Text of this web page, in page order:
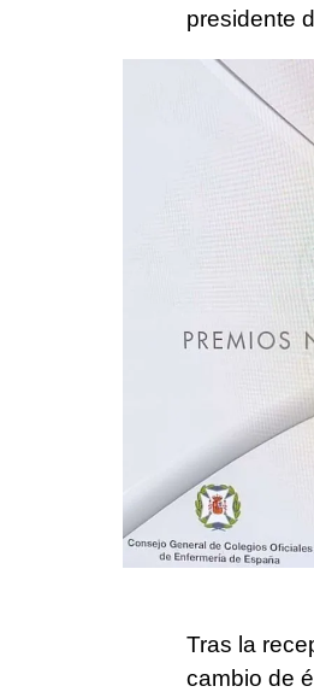
presidente
Tras la
cambio de